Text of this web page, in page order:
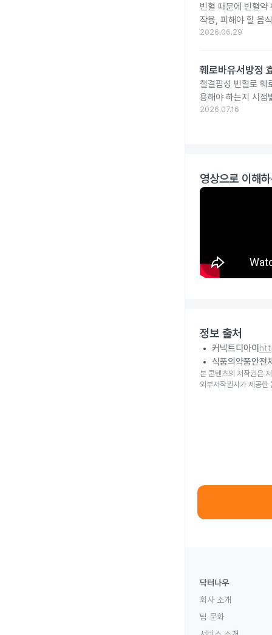
빈혈 때문에 빈혈약
작용, 피해야 할 음
2026.06.29
훼로바유서방정
철결핍성 빈혈로 훼
용해야 하는지 시점
2026.07.16
영상으로 이해
정보 출처
커넥트디아이
식품의약품안전
본 콘텐츠의 저작권은
외부저작권자가 제공한
닥터나우
회사 소개
팀 문화